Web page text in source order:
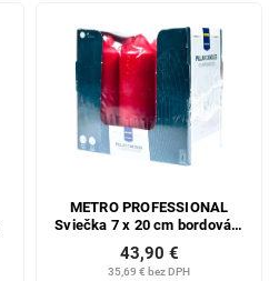
METRO PROFESSIONAL
Sviečka 7 x 20 cm bordová 6
ks
35,69 € bez DPH
43,90 €